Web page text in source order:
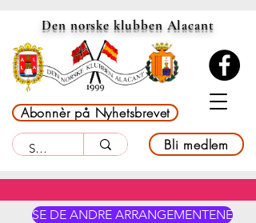
Den norske klubben Alacant
Abonnèr på Nyhetsbrevet
Bli medlem
SE DE ANDRE ARRANGEMENTENE